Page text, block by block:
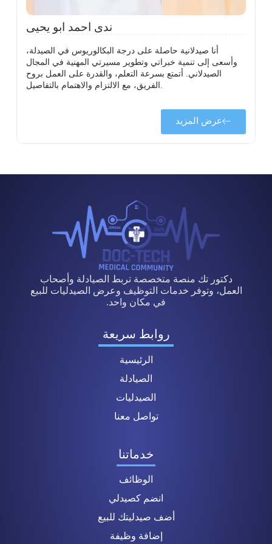
ندى احمد ابو يحيى
أنا صيدلانية حاصلة على درجة البكالوريوس في الصيدلة،
وأسعى إلى تنمية خبراتي وتطوير مسيرتي المهنية في المجال
الصيدلاني. أتمتع بسرعة التعلم، والقدرة على العمل بروح
عرض المزيد
دكتور تك منصة متخصصة تربط الصيادلة وأصحاب
العمل، وتوفر خدمات التوظيف وعرض الصيدليات للبيع
في مكان واحد.
روابط سريعة
الرئيسية
الصيادلة
الصيدليات
تواصل معنا
خدماتنا
الوظائف
انضم كصيدلي
أضف صيدليتك للبيع
إضافة وظيفة